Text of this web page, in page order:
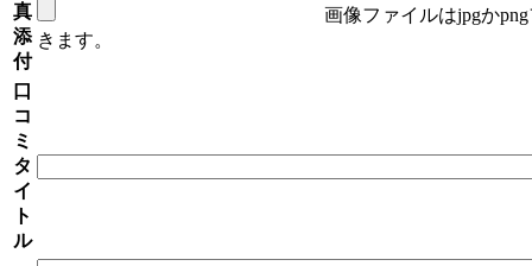
真
添
付
画像ファイルはjpgか
きます。
口
コ
ミ
タ
イ
ト
ル